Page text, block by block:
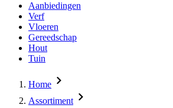
Aanbiedingen
Verf
Vloeren
Gereedschap
Hout
Tuin
Home
Assortiment